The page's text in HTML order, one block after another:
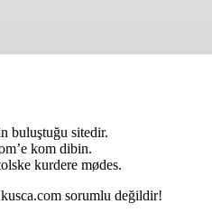
buluştuğu sitedir.
kom dibin.
kurdere mødes.
sorumlu değildir!